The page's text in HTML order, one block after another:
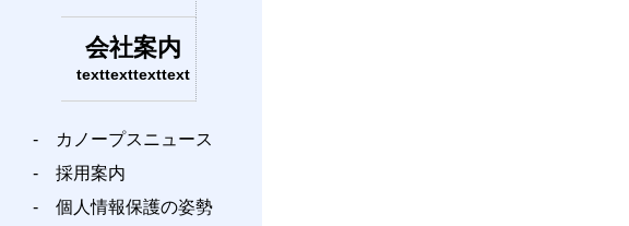
会社案内
texttexttexttext
- カノープスニュース
- 採用案内
- 個人情報保護の姿勢